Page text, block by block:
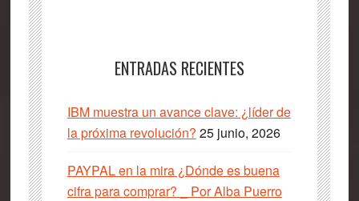
ENTRADAS RECIENTES
IBM muestra un avance clave: ¿líder de
la próxima revolución? 25 junio, 2026
PAYPAL en la mira ¿Dónde es buena
cifra para comprar? _ Por Alba Puerro